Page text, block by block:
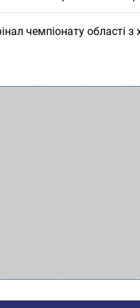
чемпіонату області з